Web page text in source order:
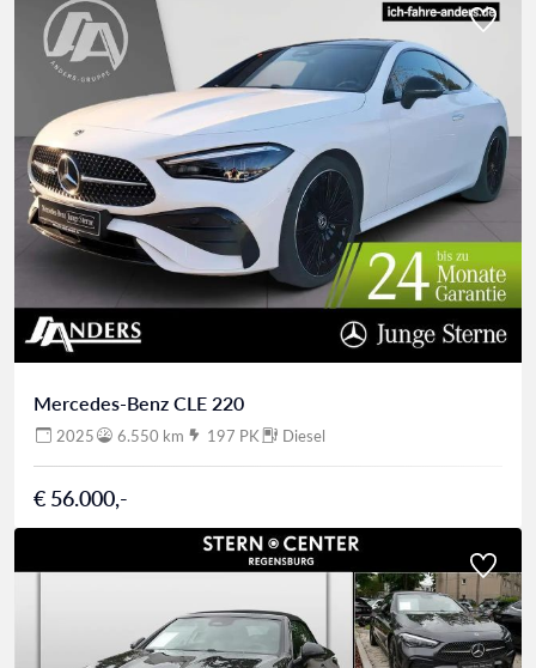
Mercedes-Benz CLE 220
2025 6.550 km 197 PK Diesel
€ 56.000,-